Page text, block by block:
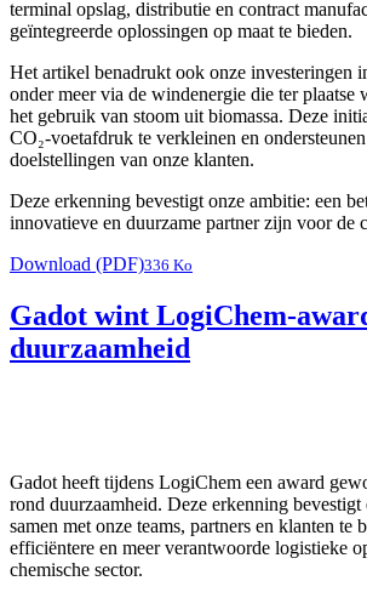
terminal opslag, distributie en contract
geïntegreerde oplossingen op maat te bieden.
Het artikel benadrukt ook onze investeringen
onder meer via de windenergie die ter plaatse
het gebruik van stoom uit biomassa. Deze
CO₂-voetafdruk te verkleinen en
doelstellingen van onze klanten.
Deze erkenning bevestigt onze ambitie: een
innovatieve en duurzame partner zijn voor de
Download (PDF)336 Ko
Gadot wint LogiChem-
duurzaamheid
Gadot heeft tijdens LogiChem een award
rond duurzaamheid. Deze erkenning
samen met onze teams, partners en klanten te
efficiëntere en meer verantwoorde logistieke
chemische sector.